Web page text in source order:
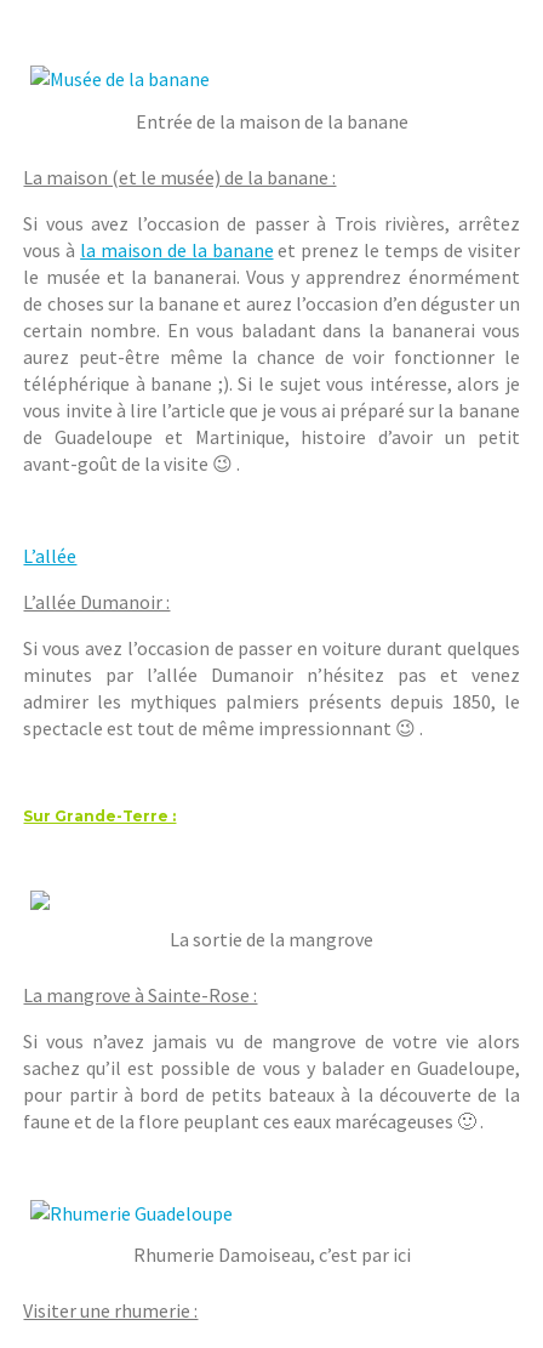
Entrée de la maison de la banane
La maison (et le musée) de la banane :
Si vous avez l’occasion de passer à Trois rivières, arrêtez
vous à la maison de la banane et prenez le temps de visiter
le musée et la bananerai. Vous y apprendrez énormément
de choses sur la banane et aurez l’occasion d’en déguster un
certain nombre. En vous baladant dans la bananerai vous
aurez peut-être même la chance de voir fonctionner le
téléphérique à banane ;). Si le sujet vous intéresse, alors je
vous invite à lire l’article que je vous ai préparé sur la banane
de Guadeloupe et Martinique, histoire d’avoir un petit
avant-goût de la visite 😉 .
L’allée
L’allée Dumanoir :
Si vous avez l’occasion de passer en voiture durant quelques
minutes par l’allée Dumanoir n’hésitez pas et venez
admirer les mythiques palmiers présents depuis 1850, le
spectacle est tout de même impressionnant 😉 .
Sur Grande-Terre :
La sortie de la mangrove
La mangrove à Sainte-Rose :
Si vous n’avez jamais vu de mangrove de votre vie alors
sachez qu’il est possible de vous y balader en Guadeloupe,
pour partir à bord de petits bateaux à la découverte de la
faune et de la flore peuplant ces eaux marécageuses 🙂 .
Rhumerie Damoiseau, c’est par ici
Visiter une rhumerie :